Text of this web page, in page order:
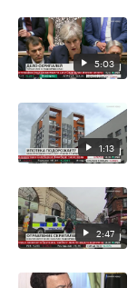
5:03
1:13
2:47